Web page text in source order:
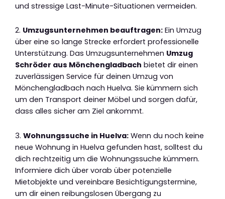
und stressige Last-Minute-Situationen vermeiden.
2. Umzugsunternehmen beauftragen: Ein Umzug
über eine so lange Strecke erfordert professionelle
Unterstützung. Das Umzugsunternehmen Umzug
Schröder aus Mönchengladbach bietet dir einen
zuverlässigen Service für deinen Umzug von
Mönchengladbach nach Huelva. Sie kümmern sich
um den Transport deiner Möbel und sorgen dafür,
dass alles sicher am Ziel ankommt.
3. Wohnungssuche in Huelva: Wenn du noch keine
neue Wohnung in Huelva gefunden hast, solltest du
dich rechtzeitig um die Wohnungssuche kümmern.
Informiere dich über vorab über potenzielle
Mietobjekte und vereinbare Besichtigungstermine,
um dir einen reibungslosen Übergang zu